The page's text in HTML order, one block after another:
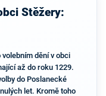
Stěžery:
dění v obci
až do roku 1229.
do Poslanecké
let. Kromě toho